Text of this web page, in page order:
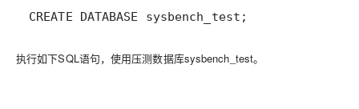
CREATE DATABASE sysbench_test;
执行如下SQL语句，使用压测数据库sysbench_test。